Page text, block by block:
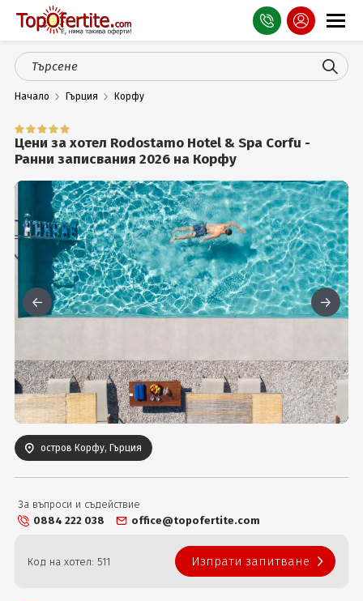
Оферти
СПА
Планина
Чужбина
Празници
Турция
Гърция
Вход
Начало Гърция Корфу
Цени за хотел Rodostamo Hotel & Spa Corfu -
Ранни записвания 2026 на Корфу
остров Корфу, Гърция
За въпроси и съдействие
0884 222 038
office@topofertite.com
Код на хотел: 511 Изпрати запитване